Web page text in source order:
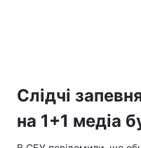
Слідчі
на 1+1 медіа